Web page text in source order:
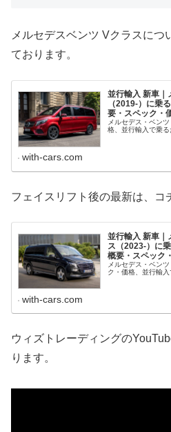
メルセデスベンツ Vクラスにつ
ております。
並行輸入 新車｜
（2019-）に乗
要・スペック・
メルセデス・ベン
格、並行輸入で乗る
with-cars.com
フェイスリフト後の最新は、コ
並行輸入 新車｜
ス（2023-）に
概要・スペック
メルセデス・ベン
ク・価格、並行輸入
with-cars.com
ウィズトレーディングの
ります。